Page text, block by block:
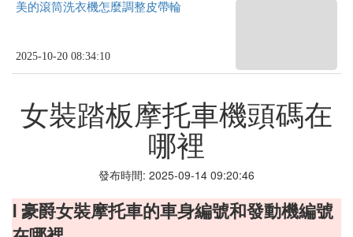
美的滾筒洗衣機怎麼調整皮帶輪
2025-10-20 08:34:10
女裝踏板摩托車機頭碼在
哪裡
發布時間: 2025-09-14 09:20:46
Ⅰ 豪爵女裝摩托車的車身編號和發動機編號